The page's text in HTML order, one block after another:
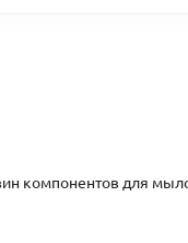
компонентов для